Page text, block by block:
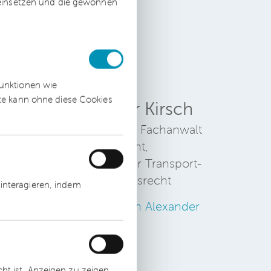
und die gewonnen
wie
kann ohne diese Cookies
indem
Alexander Kirsch
Rechtsanwalt, Fachanwalt
für Arbeitsrecht,
Fachanwalt für Transport-
und Speditionsrecht
Zum Profil von Alexander
Kirsch